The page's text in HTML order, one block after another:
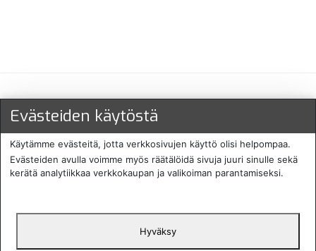
Maksu- ja toimitustavat
English
Evästeiden käytöstä
Käytämme evästeitä, jotta verkkosivujen käyttö olisi helpompaa.
Evästeiden avulla voimme myös räätälöidä sivuja juuri sinulle sekä
kerätä analytiikkaa verkkokaupan ja valikoiman parantamiseksi.
Hyväksy